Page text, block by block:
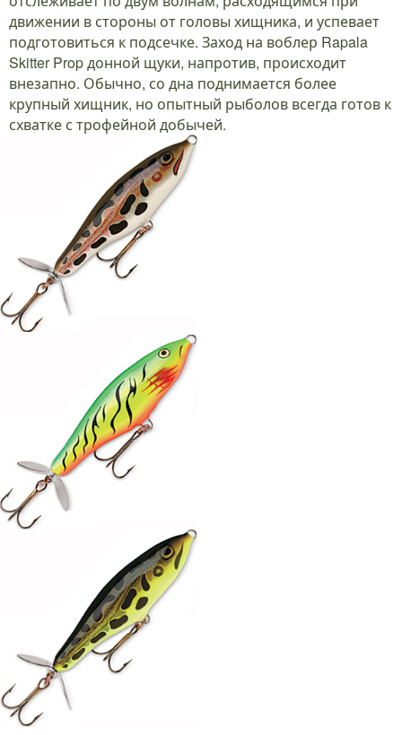
движении в стороны от головы хищника, и успевает
подготовиться к подсечке. Заход на воблер Rapala
Skitter Prop донной щуки, напротив, происходит
внезапно. Обычно, со дна поднимается более
крупный хищник, но опытный рыболов всегда готов к
схватке с трофейной добычей.